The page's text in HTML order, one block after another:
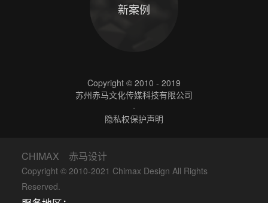
新案例
Copyright © 2010 - 2019
苏州赤马文化传媒科技有限公司
-
隐私权保护声明
CHIMAX 赤马设计
Copyright © 2010-2021 Chimax Design All Rights
Reserved.